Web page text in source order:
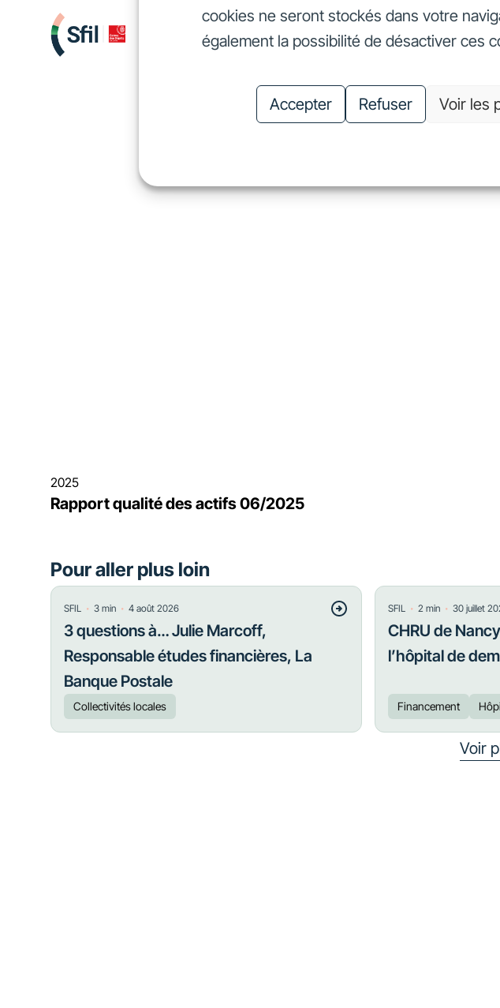
cookies ne seront stockés dans votre
également la possibilité de désactiver ces
Accepter Refuser Voir les
Nous finançons
Nous finançons
Investisseurs
Investisseurs
Nos
Nos
2025
Rapport qualité des actifs 06/2025
Pour aller plus loin
SFIL ・ 3 min ・ 4 août 2026
3 questions à… Julie Marcoff,
Responsable études financières, La
Banque Postale
Collectivités locales
SFIL・ 2 min・ 30 juillet
CHRU de
l’hôpital de
Financement
Voir